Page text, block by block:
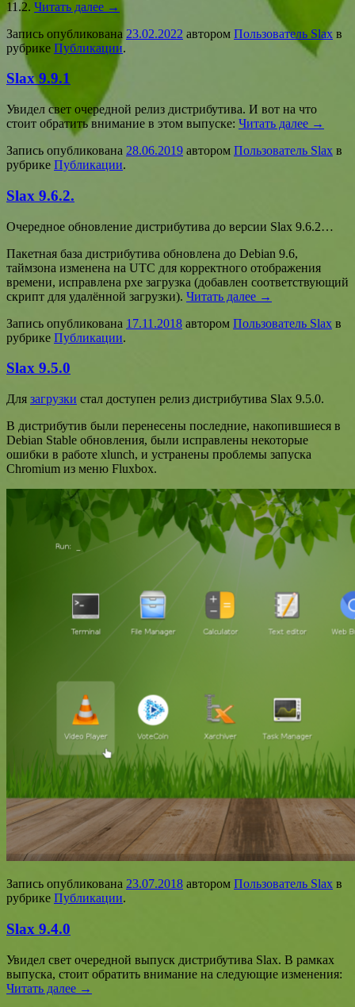
11.2. Читать далее →
Запись опубликована 23.02.2022 автором Пользователь Slax в
рубрике Публикации.
Slax 9.9.1
Увидел свет очередной релиз дистрибутива. И вот на что
стоит обратить внимание в этом выпуске: Читать далее →
Запись опубликована 28.06.2019 автором Пользователь Slax в
рубрике Публикации.
Slax 9.6.2.
Очередное обновление дистрибутива до версии Slax 9.6.2…
Пакетная база дистрибутива обновлена до Debian 9.6,
таймзона изменена на UTC для корректного отображения
времени, исправлена pxe загрузка (добавлен соответствующий
скрипт для удалённой загрузки). Читать далее →
Запись опубликована 17.11.2018 автором Пользователь Slax в
рубрике Публикации.
Slax 9.5.0
Для загрузки стал доступен релиз дистрибутива Slax 9.5.0.
В дистрибутив были перенесены последние, накопившиеся в
Debian Stable обновления, были исправлены некоторые
ошибки в работе xlunch, и устранены проблемы запуска
Сhromium из меню Fluxbox.
Запись опубликована 23.07.2018 автором Пользователь Slax в
рубрике Публикации.
Slax 9.4.0
Увидел свет очередной выпуск дистрибутива Slax. В рамках
выпуска, стоит обратить внимание на следующие изменения:
Читать далее →